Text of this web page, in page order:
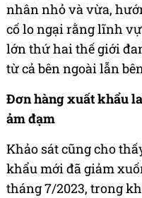
nhân nhỏ và vừa,
cố lo ngại rằng lĩnh
lớn thứ hai thế giới
từ cả bên ngoài lẫn
Đơn hàng xuất khẩu
ảm đạm
Khảo sát cũng cho
khẩu mới đã giảm
tháng 7/2023, trong